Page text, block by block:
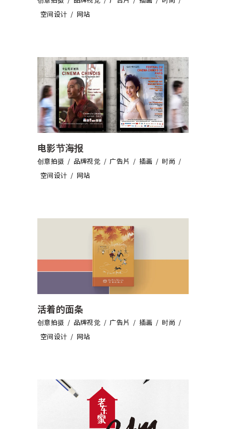
空间设计
网站
电影节海报
创意拍摄 品牌视觉 广告片 插画
时尚
空间设计
网站
活着的面条
创意拍摄 品牌视觉 广告片 插画
时尚
空间设计
网站